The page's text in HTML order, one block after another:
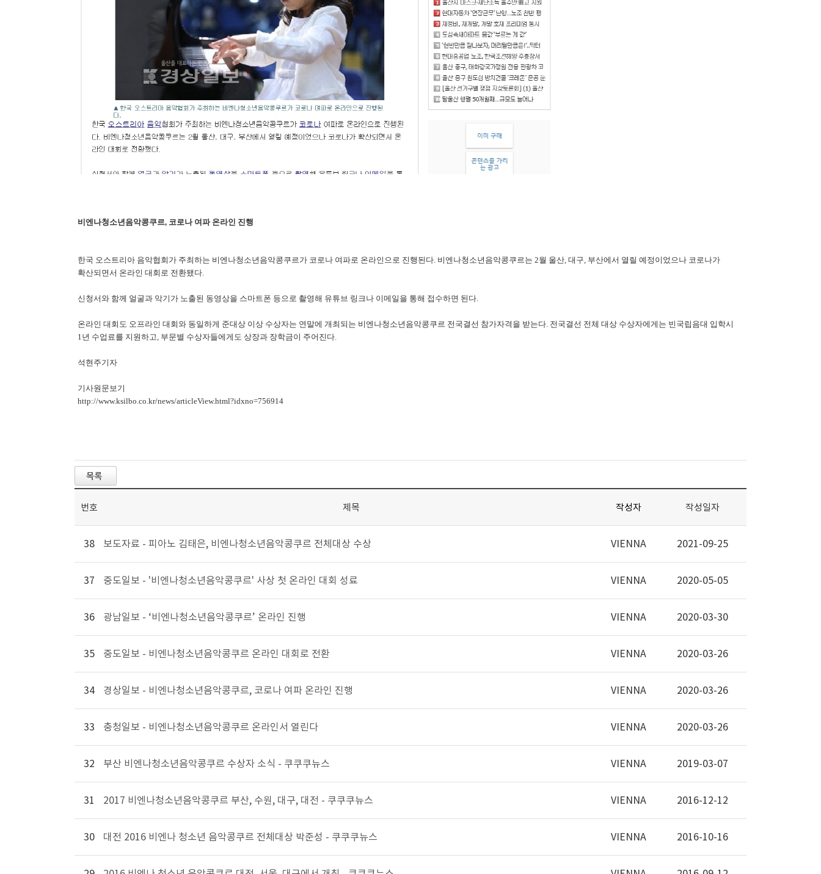
비엔나청소년음악콩쿠르, 코로나 여파 온라인 진행
한국 오스트리아 음악협회가 주최하는 비엔나청소년음악콩쿠르가 코로나 여파로 온라인으로 진행된다. 비엔나청소년음악콩쿠르는 2월 울산, 대구, 부산에서 열릴 예정이었으나 코로나가
확산되면서 온라인 대회로 전환됐다.
신청서와 함께 얼굴과 악기가 노출된 동영상을 스마트폰 등으로 촬영해 유튜브 링크나 이메일을 통해 접수하면 된다.
온라인 대회도 오프라인 대회와 동일하게 준대상 이상 수상자는 연말에 개최되는 비엔나청소년음악콩쿠르 전국결선 참가자격을 받는다. 전국결선 전체 대상 수상자에게는 빈국립음대 입학시
1년 수업료를 지원하고, 부문별 수상자들에게도 상장과 장학금이 주어진다.
석현주기자
기사원문보기
http://www.ksilbo.co.kr/news/articleView.html?idxno=756914
번호 제목 작성자 작성일자
38 보도자료 - 피아노 김태은, 비엔나청소년음악콩쿠르 전체대상 수상 VIENNA 2021-09-25
37 중도일보 - '비엔나청소년음악콩쿠르' 사상 첫 온라인 대회 성료 VIENNA 2020-05-05
36 광남일보 - ‘비엔나청소년음악콩쿠르’ 온라인 진행 VIENNA 2020-03-30
35 중도일보 - 비엔나청소년음악콩쿠르 온라인 대회로 전환 VIENNA 2020-03-26
34 경상일보 - 비엔나청소년음악콩쿠르, 코로나 여파 온라인 진행 VIENNA 2020-03-26
33 충청일보 - 비엔나청소년음악콩쿠르 온라인서 열린다 VIENNA 2020-03-26
32 부산 비엔나청소년음악콩쿠르 수상자 소식 - 쿠쿠쿠뉴스 VIENNA 2019-03-07
31 2017 비엔나청소년음악콩쿠르 부산, 수원, 대구, 대전 - 쿠쿠쿠뉴스 VIENNA 2016-12-12
30 대전 2016 비엔나 청소년 음악콩쿠르 전체대상 박준성 - 쿠쿠쿠뉴스 VIENNA 2016-10-16